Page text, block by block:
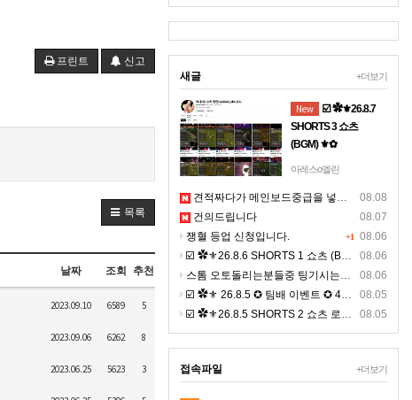
프린트 신고
목록
날짜 조회 추천
2023.09.10 6589 5
2023.09.06 6262 8
2023.06.25 5623 3
+더보기
새글
New
☑️ ✿⚜26.8.7
SHORTS 3 쇼츠
(BGM) ⚜✿
☞ 아래 링크 주소를 누
보실수 있으며, ☜
https://youtube.com/shorts/
gvPcg◀ 클릭 9:16 비
율의 4K 숏츠 >> 폰으
로 보시면 선명합니다.
아레스o엘린
08.08
견적짜다가 메인보드중급을 넣는 이유에 대한 설명영상이 될까 해서 올려보아요
08.07
건의드립니다
+1 08.06
쟁혈 등업 신청입니다.
08.06
☑️ ✿⚜26.8.6 SHORTS 1 쇼츠 (BGM) ⚜✿
08.06
스톰 오토돌리는분들중 팅기시는분있나요 ?ㅠㅠ
08.05
☑️ ✿⚜ 26.8.5 ✪ 팀배 이벤트 ✪ 4K ⚜✿
08.05
☑️ ✿⚜26.8.5 SHORTS 2 쇼츠 로드 (BGM) ⚜✿ 고화질
+더보기
접속파일